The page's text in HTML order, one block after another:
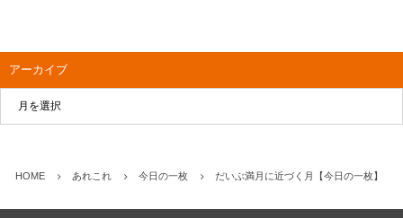
アーカイブ
HOME あれこれ 今日の一枚 だいぶ満月に近づく月【今日の一枚】